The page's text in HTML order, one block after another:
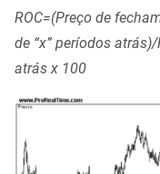
ROC=(Preço de
de “x” períodos
atrás x 100